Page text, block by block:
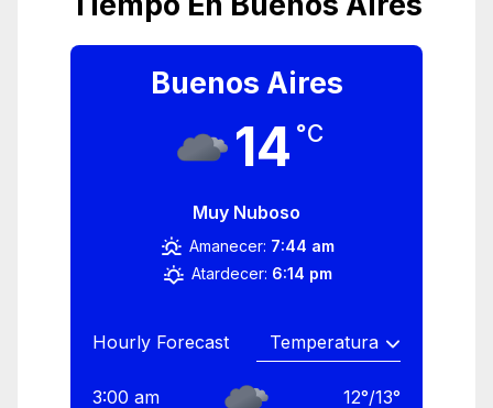
Buenos Aires
14 °C
Muy Nuboso
Amanecer: 7:44 am
Atardecer: 6:14 pm
Hourly Forecast
3:00 am 12°/13°